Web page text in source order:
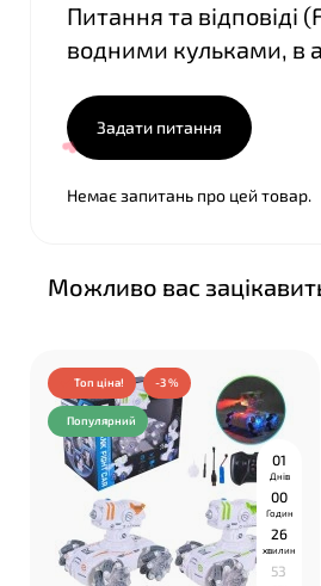
Питання та відповіді
водними кульками, в
Задати питання
Немає запитань про цей товар.
Можливо вас
Топ ціна! -3 %
Популярний
01
Днів
00
Годин
26
хвилин
52